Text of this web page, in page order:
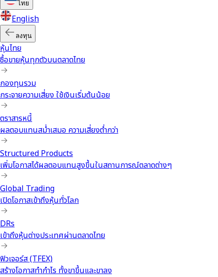
ไทย
English
ลงทุน
หุ้นไทย
ซื้อขายหุ้นทุกตัวบนตลาดไทย
กองทุนรวม
กระจายความเสี่ยง ใช้เงินเริ่มต้นน้อย
ตราสารหนี้
ผลตอบแทนสม่ำเสมอ ความเสี่ยงต่ำกว่า
Structured Products
เพิ่มโอกาสได้ผลตอบแทนสูงขึ้นในสถานการณ์ตลาดต่างๆ
Global Trading
เปิดโอกาสเข้าถึงหุ้นทั่วโลก
DRs
เข้าถึงหุ้นต่างประเทศผ่านตลาดไทย
ฟิวเจอร์ส (TFEX)
สร้างโอกาสทำกำไร ทั้งขาขึ้นและขาลง